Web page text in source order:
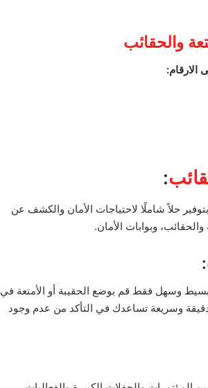
والحقائب
الارقام:
:
حلاً شاملًا لاحتياجات الأمان والكشف عن
وبوابات الأمان.
وسهل فقط قم بوضع الحقيبة أو الأمتعة في
وسريعة تساعدك في التأكد من عدم وجود